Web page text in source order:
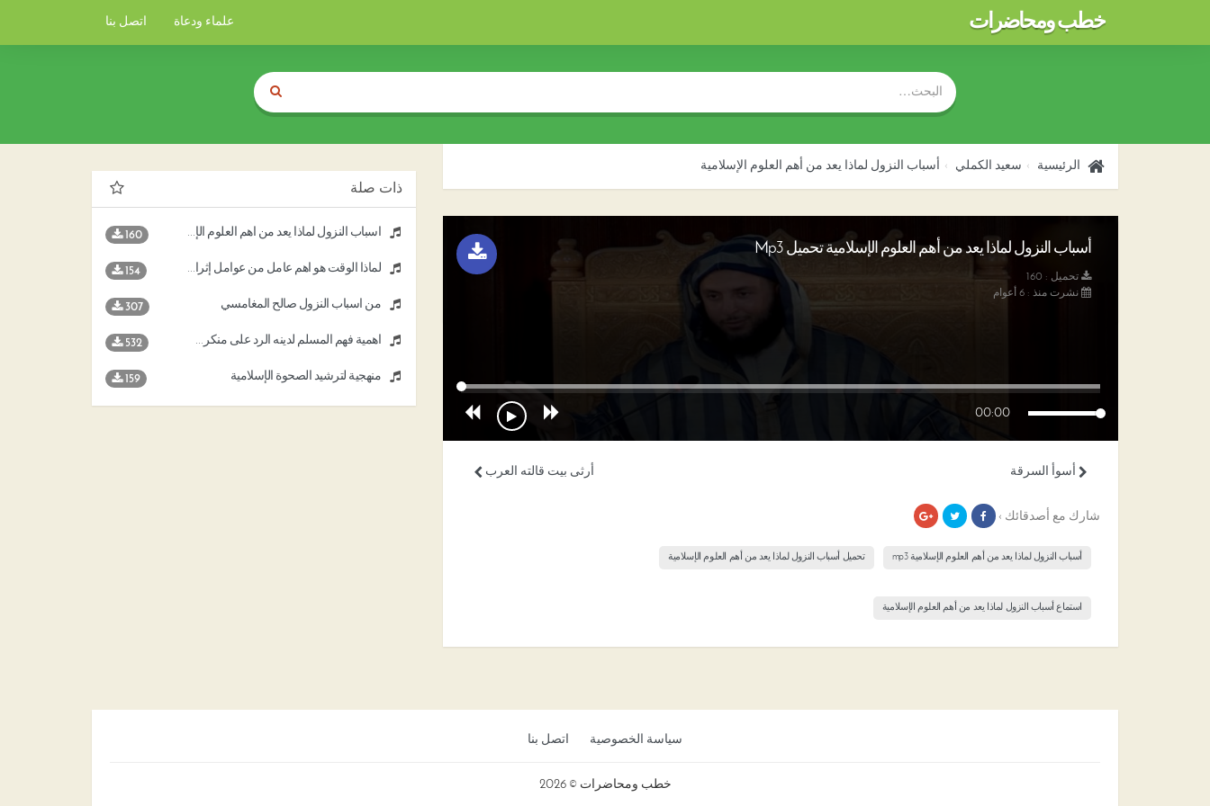
خطب ومحاضرات علماء ودعاة اتصل بنا
الرئيسية سعيد الكملي أسباب النزول لماذا يعد من أهم العلوم الإسلامية
أسباب النزول لماذا يعد من أهم العلوم الإسلامية تحميل Mp3
تحميل : 160
نشرت منذ : 6 أعوام
00:00
أرثى بيت قالته العرب أسوأ السرقة
شارك مع أصدقائك ›
أسباب النزول لماذا يعد من أهم العلوم الإسلامية mp3 تحميل أسباب النزول لماذا يعد من أهم العلوم الإسلامية
استماع أسباب النزول لماذا يعد من أهم العلوم الإسلامية
ذات صلة
أسباب النزول لماذا يعد من أهم العلوم الإسلامية 160
لماذا الوقت هو أهم عامل من عوامل إثراء الاقتصاد ( الإسلام منهج حياة ) 154
من أسباب النزول صالح المغامسي 307
أهمية فهم المسلم لدينه الرد على منكري وجود الله والصلاة 532
منهجية لترشيد الصحوة الإسلامية 159
سياسة الخصوصية اتصل بنا
خطب ومحاضرات © 2026